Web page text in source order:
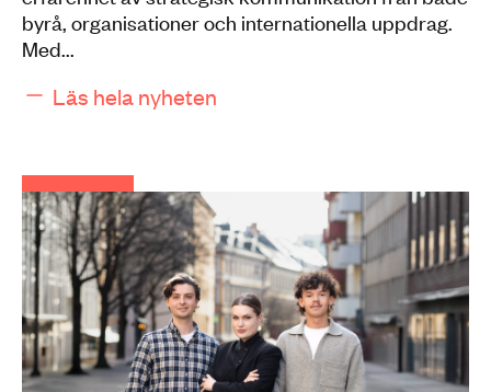
byrå, organisationer och internationella uppdrag.
Med...
Läs hela nyheten